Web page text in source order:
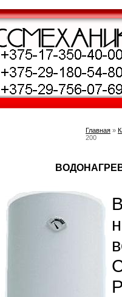
Главная »
200